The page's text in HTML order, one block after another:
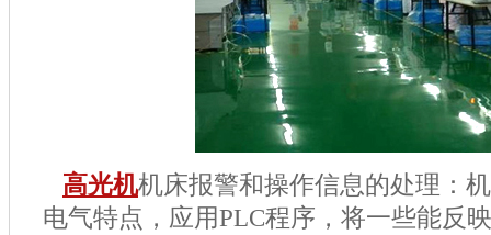
高光机机床报警和操作信息的处理：
电气特点，应用PLC程序，将一些能反